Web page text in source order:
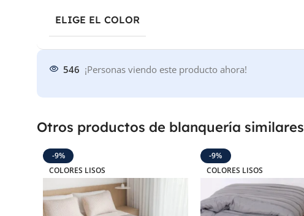
ELIGE EL COLOR
546 ¡Personas viendo este producto ahora!
Otros productos de blanquería similares
-9%
COLORES LISOS
-9%
COLORES LISOS